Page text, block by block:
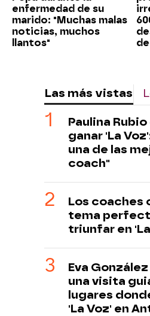
enfermedad de su
marido: "Muchas malas
noticias, muchos
llantos"
Las más vistas
Paulina
ganar 'La
una de las
coach"
Los coaches
tema
triunfar en
Eva
una visita
lugares
'La Voz' en